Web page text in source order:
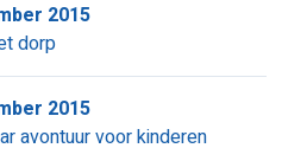
dorp
2015
avontuur voor kinderen
2015